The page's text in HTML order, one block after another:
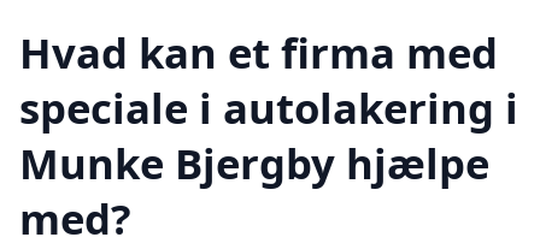
Hvad kan et firma med
speciale i autolakering i
Munke Bjergby hjælpe
med?